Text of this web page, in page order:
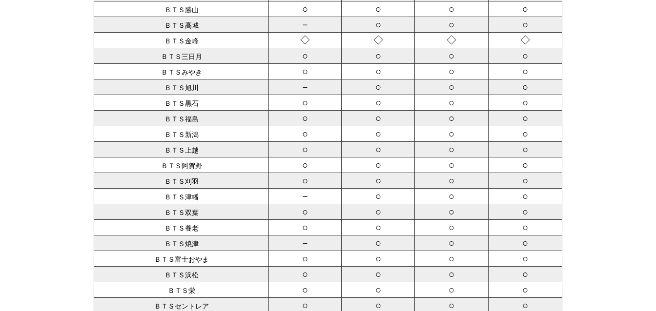
ＢＴＳ勝山 ○ ○ ○ ○
ＢＴＳ高城 － ○ ○ ○
ＢＴＳ金峰 ◇ ◇ ◇ ◇
ＢＴＳ三日月 ○ ○ ○ ○
ＢＴＳみやき ○ ○ ○ ○
ＢＴＳ旭川 － ○ ○ ○
ＢＴＳ黒石 ○ ○ ○ ○
ＢＴＳ福島 ○ ○ ○ ○
ＢＴＳ新潟 ○ ○ ○ ○
ＢＴＳ上越 ○ ○ ○ ○
ＢＴＳ阿賀野 ○ ○ ○ ○
ＢＴＳ刈羽 ○ ○ ○ ○
ＢＴＳ津幡 － ○ ○ ○
ＢＴＳ双葉 ○ ○ ○ ○
ＢＴＳ養老 ○ ○ ○ ○
ＢＴＳ焼津 － ○ ○ ○
ＢＴＳ富士おやま ○ ○ ○ ○
ＢＴＳ浜松 ○ ○ ○ ○
ＢＴＳ栄 ○ ○ ○ ○
ＢＴＳセントレア ○ ○ ○ ○